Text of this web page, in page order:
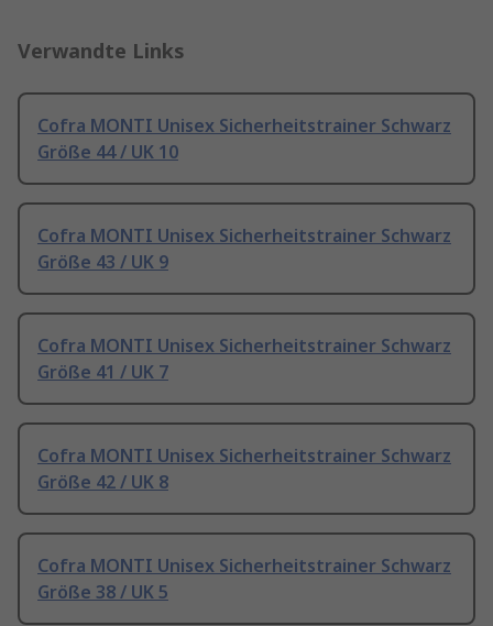
Verwandte Links
Cofra MONTI Unisex Sicherheitstrainer Schwarz
Größe 44 / UK 10
Cofra MONTI Unisex Sicherheitstrainer Schwarz
Größe 43 / UK 9
Cofra MONTI Unisex Sicherheitstrainer Schwarz
Größe 41 / UK 7
Cofra MONTI Unisex Sicherheitstrainer Schwarz
Größe 42 / UK 8
Cofra MONTI Unisex Sicherheitstrainer Schwarz
Größe 38 / UK 5